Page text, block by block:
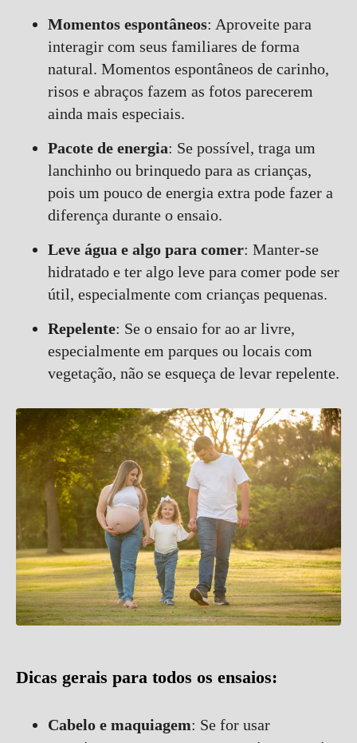
Momentos espontâneos: Aproveite para
interagir com seus familiares de forma
natural. Momentos espontâneos de carinho,
risos e abraços fazem as fotos parecerem
ainda mais especiais.
Pacote de energia: Se possível, traga um
lanchinho ou brinquedo para as crianças,
pois um pouco de energia extra pode fazer a
diferença durante o ensaio.
Leve água e algo para comer: Manter-se
hidratado e ter algo leve para comer pode ser
útil, especialmente com crianças pequenas.
Repelente: Se o ensaio for ao ar livre,
especialmente em parques ou locais com
vegetação, não se esqueça de levar repelente.
Dicas gerais para todos os ensaios:
Cabelo e maquiagem: Se for usar